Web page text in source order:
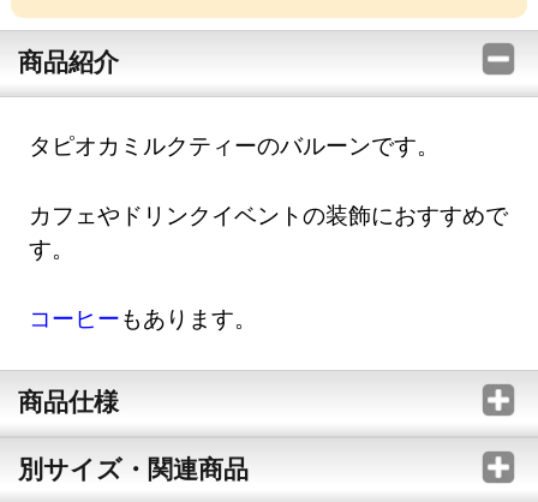
商品紹介
タピオカミルクティーのバルーンです。
カフェやドリンクイベントの装飾におすすめで
す。
コーヒーもあります。
商品仕様
別サイズ・関連商品